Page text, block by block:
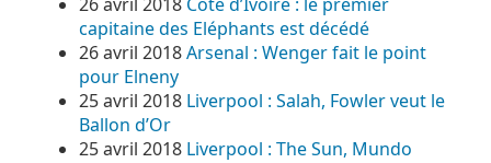
capitaine des Eléphants est décédé
26 avril 2018Arsenal : Wenger fait le point
pour Elneny
25 avril 2018 Liverpool : Salah, Fowler veut le
Ballon d’Or
25 avril 2018 Liverpool : The Sun, Mundo